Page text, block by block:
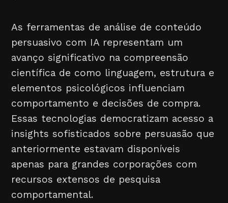
As ferramentas de análise de conteúdo
persuasivo com IA representam um
avanço significativo na compreensão
científica de como linguagem, estrutura e
elementos psicológicos influenciam
comportamento e decisões de compra.
Essas tecnologias democratizam acesso a
insights sofisticados sobre persuasão que
anteriormente estavam disponíveis
apenas para grandes corporações com
recursos extensos de pesquisa
comportamental.